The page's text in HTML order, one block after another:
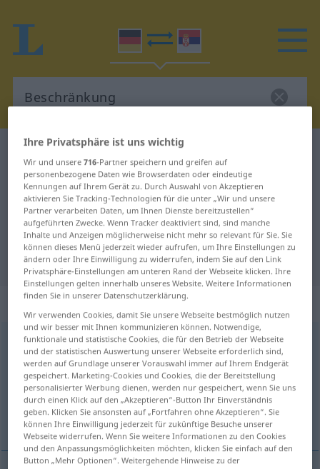
Deutsch-Serbisch Wörterbuch
Deutsch-Serbisch Übersetzung für
"Beschränkung"
"Beschränkung" Serbisch
Übersetzung
„Beschränkung“: weiblich, feminin
Beschränkung f
Übersicht aller Übersetzungen
(Für mehr Details die Übersetzung anklicken/antippen)
ограничење
Ihre Privatsphäre ist uns wichtig
Wir und unsere716-Partner speichern und greifen auf
personenbezogene Daten wie Browserdaten oder eindeutige
Kennungen auf Ihrem Gerät zu. Durch Auswahl von Akzeptieren
aktivieren Sie Tracking-Technologien für die unter „Wir und unsere
Partner verarbeiten Daten, um Ihnen Dienste bereitzustellen“
aufgeführten Zwecke. Wenn Tracker deaktiviert sind, sind manche
Inhalte und Anzeigen möglicherweise nicht mehr so relevant für Sie. Sie
können dieses Menü jederzeit wieder aufrufen, um Ihre Einstellungen zu
ändern oder Ihre Einwilligung zu widerrufen, indem Sie auf den Link
Privatsphäre-Einstellungen am unteren Rand der Webseite klicken. Ihre
Einstellungen gelten innerhalb unseres Website. Weitere Informationen
finden Sie in unserer Datenschutzerklärung.
Wir verwenden Cookies, damit Sie unsere Webseite bestmöglich nutzen
und wir besser mit Ihnen kommunizieren können. Notwendige,
funktionale und statistische Cookies, die für den Betrieb der Webseite
und der statistischen Auswertung unserer Webseite erforderlich sind,
werden auf Grundlage unserer Vorauswahl immer auf Ihrem Endgerät
gespeichert. Marketing-Cookies und Cookies, die der Bereitstellung
personalisierter Werbung dienen, werden nur gespeichert, wenn Sie uns
durch einen Klick auf den „Akzeptieren“-Button Ihr Einverständnis
geben. Klicken Sie ansonsten auf „Fortfahren ohne Akzeptieren“. Sie
können Ihre Einwilligung jederzeit für zukünftige Besuche unserer
Webseite widerrufen. Wenn Sie weitere Informationen zu den Cookies
und den Anpassungsmöglichkeiten möchten, klicken Sie einfach auf den
Button „Mehr Optionen“. Weitergehende Hinweise zu der